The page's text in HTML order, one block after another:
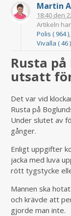
Martin
18:40 den
Artikeln
Polis ( 964 )
Vivalla ( 46 )
Rusta
utsatt
Det var vid
Rusta på
Under slutet av
gånger.
Enligt uppgifter
jacka med luva
rött tygstycke
Mannen ska
och krävde att
gjorde man inte.